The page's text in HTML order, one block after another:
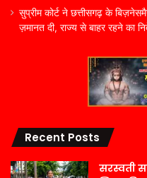
सुप्रीम कोर्ट ने छत्तीसगढ़ के
ज़मानत दी, राज्य से बाहर रहने का
Recent Posts
सरस्वती